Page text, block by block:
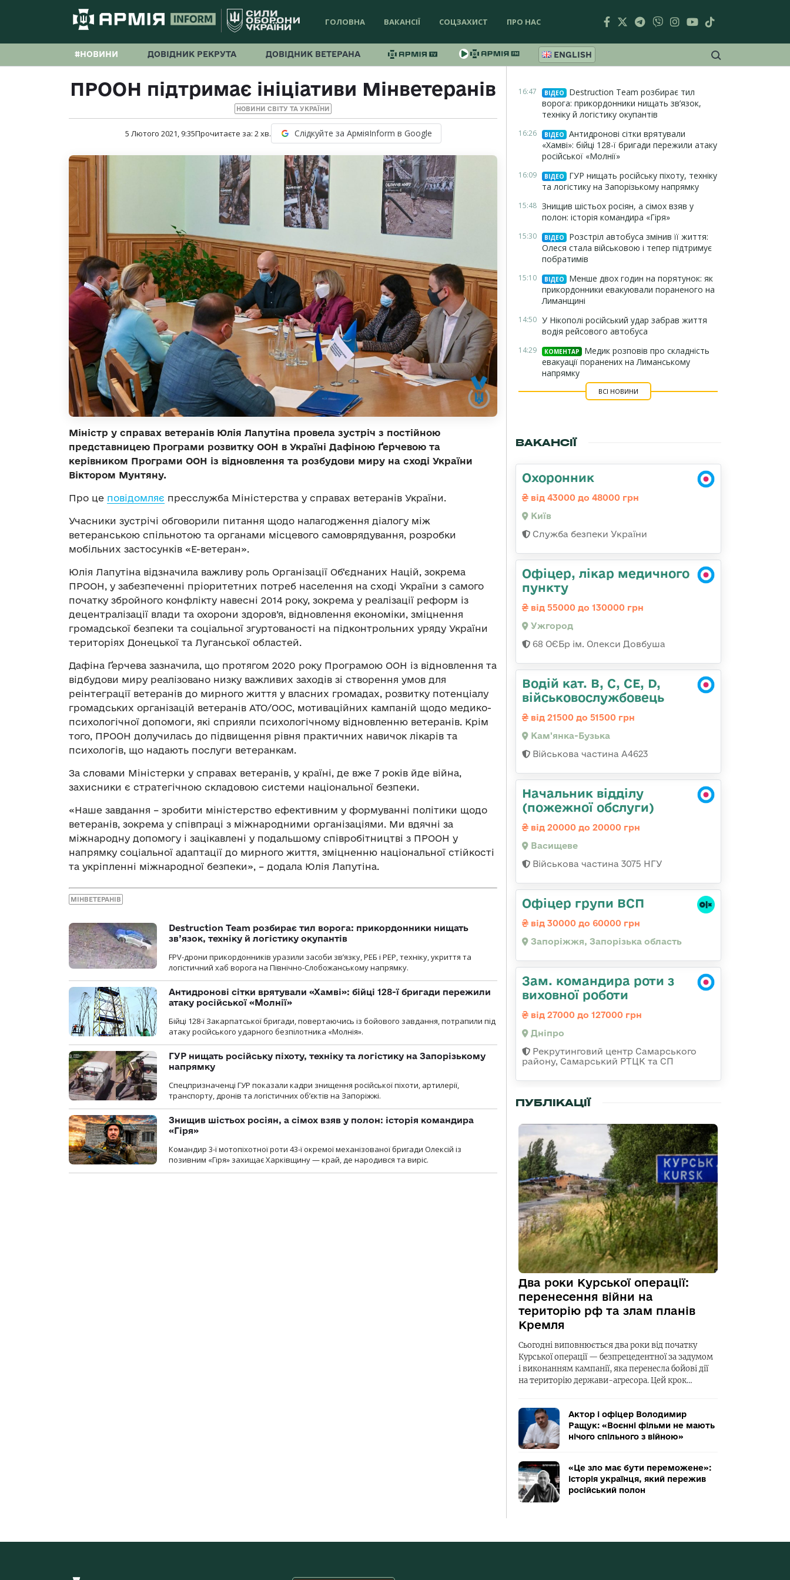
ГОЛОВНА ВАКАНСІЇ СОЦЗАХИСТ ПРО НАС
#НОВИНИ ДОВІДНИК РЕКРУТА ДОВІДНИК ВЕТЕРАНА ENGLISH
ПРООН підтримає ініціативи Мінветеранів
НОВИНИ СВІТУ ТА УКРАЇНИ
5 Лютого 2021, 9:35Прочитаєте за: 2хв. Слідкуйте за АрміяInform в Google
Міністр у справах ветеранів Юлія Лапутіна провела зустріч з постійною
представницею Програми розвитку ООН в Україні Дафіною Ґерчевою та
керівником Програми ООН із відновлення та розбудови миру на сході України
Віктором Мунтяну.
Про це повідомляє пресслужба Міністерства у справах ветеранів України.
Учасники зустрічі обговорили питання щодо налагодження діалогу між
ветеранською спільнотою та органами місцевого самоврядування, розробки
мобільних застосунків «Е-ветеран».
Юлія Лапутіна відзначила важливу роль Організації Об‘єднаних Націй, зокрема
ПРООН, у забезпеченні пріоритетних потреб населення на сході України з самого
початку збройного конфлікту навесні 2014 року, зокрема у реалізації реформ із
децентралізації влади та охорони здоров’я, відновлення економіки, зміцнення
громадської безпеки та соціальної згуртованості на підконтрольних уряду України
територіях Донецької та Луганської областей.
Дафіна Ґерчева зазначила, що протягом 2020 року Програмою ООН із відновлення та
відбудови миру реалізовано низку важливих заходів зі створення умов для
реінтеграції ветеранів до мирного життя у власних громадах, розвитку потенціалу
громадських організацій ветеранів АТО/ООС, мотиваційних кампаній щодо медико-
психологічної допомоги, які сприяли психологічному відновленню ветеранів. Крім
того, ПРООН долучилась до підвищення рівня практичних навичок лікарів та
психологів, що надають послуги ветеранкам.
За словами Міністерки у справах ветеранів, у країні, де вже 7 років йде війна,
захисники є стратегічною складовою системи національної безпеки.
«Наше завдання – зробити міністерство ефективним у формуванні політики щодо
ветеранів, зокрема у співпраці з міжнародними організаціями. Ми вдячні за
міжнародну допомогу і зацікавлені у подальшому співробітництві з ПРООН у
напрямку соціальної адаптації до мирного життя, зміцненню національної стійкості
та укріпленні міжнародної безпеки», – додала Юлія Лапутіна.
МІНВЕТЕРАНІВ
Destruction Team розбирає тил ворога: прикордонники нищать
зв’язок, техніку й логістику окупантів
FPV-дрони прикордонників уразили засоби зв’язку, РЕБ і РЕР, техніку, укриття та
логістичний хаб ворога на Північно-Слобожанському напрямку.
Антидронові сітки врятували «Хамві»: бійці 128-ї бригади пережили
атаку російської «Молнії»
Бійці 128-ї Закарпатської бригади, повертаючись із бойового завдання, потрапили під
атаку російського ударного безпілотника «Молнія».
ГУР нищать російську піхоту, техніку та логістику на Запорізькому
напрямку
Спецпризначенці ГУР показали кадри знищення російської піхоти, артилерії,
транспорту, дронів та логістичних об’єктів на Запоріжжі.
Знищив шістьох росіян, а сімох взяв у полон: історія командира
«Гіря»
Командир 3-ї мотопіхотної роти 43-ї окремої механізованої бригади Олексій із
позивним «Гіря» захищає Харківщину — край, де народився та виріс.
16:47 ВІДЕО
Destruction Team розбирає тил
ворога: прикордонники нищать зв’язок,
техніку й логістику окупантів
16:26 ВІДЕО
Антидронові сітки врятували
«Хамві»: бійці 128-ї бригади пережили атаку
російської «Молнії»
16:09 ВІДЕО
ГУР нищать російську піхоту, техніку
та логістику на Запорізькому напрямку
15:48 Знищив шістьох росіян, а сімох взяв у
полон: історія командира «Гіря»
15:30 ВІДЕО
Розстріл автобуса змінив її життя:
Олеся стала військовою і тепер підтримує
побратимів
15:10 ВІДЕО
Менше двох годин на порятунок: як
прикордонники евакуювали пораненого на
Лиманщині
14:50 У Нікополі російський удар забрав життя
водія рейсового автобуса
14:29 КОМЕНТАР
Медик розповів про складність
евакуації поранених на Лиманському
напрямку
ВСІ НОВИНИ
ВАКАНСІЇ
Охоронник
від 43000 до 48000 грн
Київ
Служба безпеки України
Офіцер, лікар медичного
пункту
від 55000 до 130000 грн
Ужгород
68 ОЄБр ім. Олекси Довбуша
Водій кат. B, C, СЕ, D,
військовослужбовець
від 21500 до 51500 грн
Кам'янка-Бузька
Військова частина А4623
Начальник відділу
(пожежної обслуги)
від 20000 до 20000 грн
Васищеве
Військова частина 3075 НГУ
Офіцер групи ВСП
від 30000 до 60000 грн
Запоріжжя, Запорізька область
Зам. командира роти з
виховної роботи
від 27000 до 127000 грн
Дніпро
Рекрутинговий центр Самарського
району, Самарський РТЦК та СП
ПУБЛІКАЦІЇ
Два роки Курської операції:
перенесення війни на
територію рф та злам планів
Кремля
Сьогодні виповнюється два роки від початку
Курської операції — безпрецедентної за задумом
і виконанням кампанії, яка перенесла бойові дії
на територію держави-агресора. Цей крок…
Актор і офіцер Володимир
Ращук: «Воєнні фільми не мають
нічого спільного з війною»
«Це зло має бути переможене»:
історія українця, який пережив
російський полон